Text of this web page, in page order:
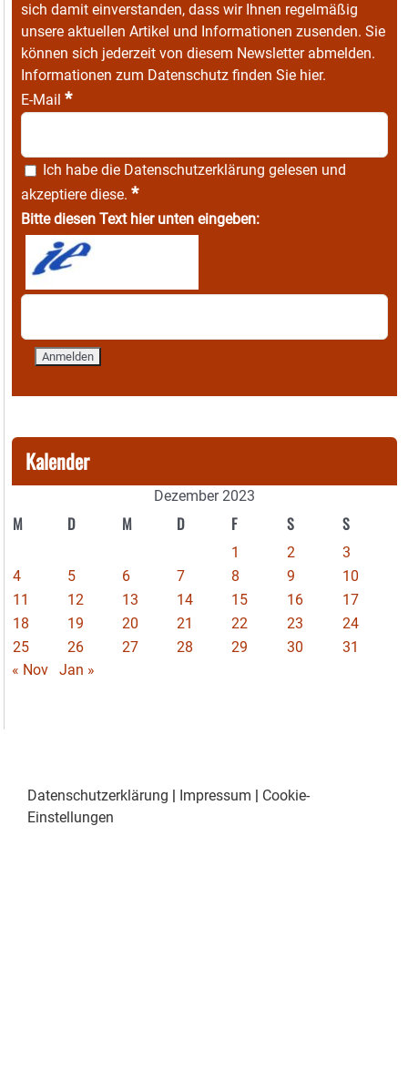
sich damit einverstanden, dass wir Ihnen regelmäßig
unsere aktuellen Artikel und Informationen zusenden. Sie
können sich jederzeit von diesem Newsletter abmelden.
Informationen zum Datenschutz finden Sie hier.
E-Mail *
Ich habe die Datenschutzerklärung gelesen und
akzeptiere diese. *
Bitte diesen Text hier unten eingeben:
Kalender
Dezember 2023
M D M D F S S
1 2
3
4
5 6 7 8 9
10
11
12 13 14 15 16
17
18
19 20 21 22 23
24
25
26 27 28 29 30
31
« Nov
Jan »
Datenschutzerklärung Impressum
Cookie-
Einstellungen